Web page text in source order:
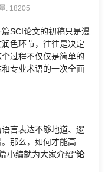
: 18205
SCI论文的初稿只是漫
色环节，往往是决定
过程不仅仅是简单的
专业术语的一次全面
言表达不够地道、逻
那么，如何才能高
小编就为大家介绍“论